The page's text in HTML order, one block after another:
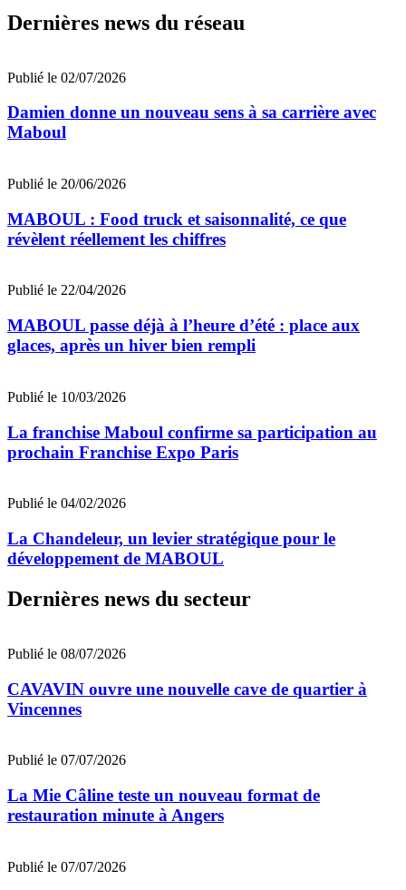
Dernières news du réseau
Publié le 02/07/2026
Damien donne un nouveau sens à sa carrière avec
Maboul
Publié le 20/06/2026
MABOUL : Food truck et saisonnalité, ce que
révèlent réellement les chiffres
Publié le 22/04/2026
MABOUL passe déjà à l’heure d’été : place aux
glaces, après un hiver bien rempli
Publié le 10/03/2026
La franchise Maboul confirme sa participation au
prochain Franchise Expo Paris
Publié le 04/02/2026
La Chandeleur, un levier stratégique pour le
développement de MABOUL
Dernières news du secteur
Publié le 08/07/2026
CAVAVIN ouvre une nouvelle cave de quartier à
Vincennes
Publié le 07/07/2026
La Mie Câline teste un nouveau format de
restauration minute à Angers
Publié le 07/07/2026